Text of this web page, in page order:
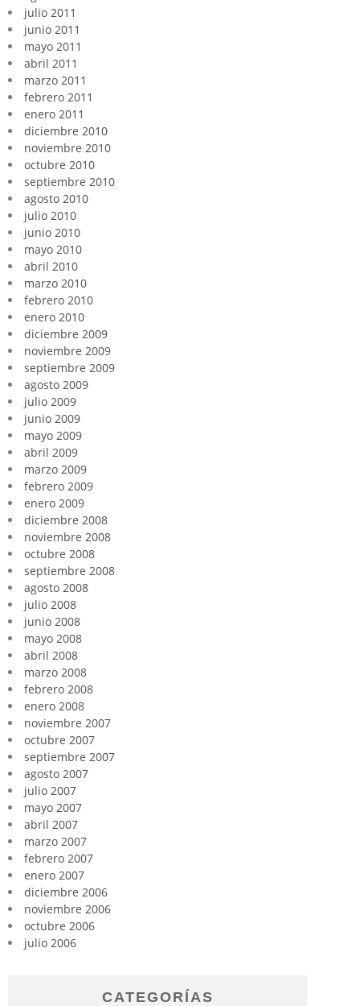
julio 2011
junio 2011
mayo 2011
abril 2011
marzo 2011
febrero 2011
enero 2011
diciembre 2010
noviembre 2010
octubre 2010
septiembre 2010
agosto 2010
julio 2010
junio 2010
mayo 2010
abril 2010
marzo 2010
febrero 2010
enero 2010
diciembre 2009
noviembre 2009
septiembre 2009
agosto 2009
julio 2009
junio 2009
mayo 2009
abril 2009
marzo 2009
febrero 2009
enero 2009
diciembre 2008
noviembre 2008
octubre 2008
septiembre 2008
agosto 2008
julio 2008
junio 2008
mayo 2008
abril 2008
marzo 2008
febrero 2008
enero 2008
noviembre 2007
octubre 2007
septiembre 2007
agosto 2007
julio 2007
mayo 2007
abril 2007
marzo 2007
febrero 2007
enero 2007
diciembre 2006
noviembre 2006
octubre 2006
julio 2006
CATEGORÍAS